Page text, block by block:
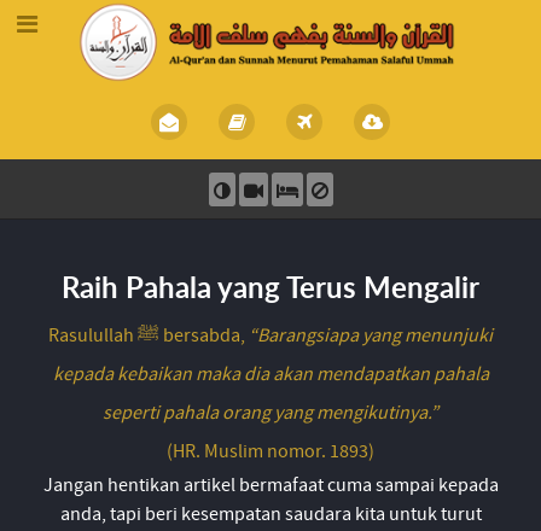
Raih Pahala yang Terus Mengalir
Rasulullah ﷺ bersabda, “Barangsiapa yang menunjuki
kepada kebaikan maka dia akan mendapatkan pahala
seperti pahala orang yang mengikutinya.”
(HR. Muslim nomor. 1893)
Jangan hentikan artikel bermafaat cuma sampai kepada
anda, tapi beri kesempatan saudara kita untuk turut